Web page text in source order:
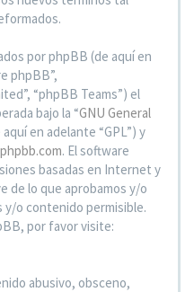
por phpBB (de aquí en
phpBB”,
“phpBB Teams”) el
bajo la “GNU General
aquí en adelante “GPL”) y
. El software
basadas en Internet y
de lo que aprobamos y/o
y/o contenido permisible.
por favor visite:
abusivo, obsceno,